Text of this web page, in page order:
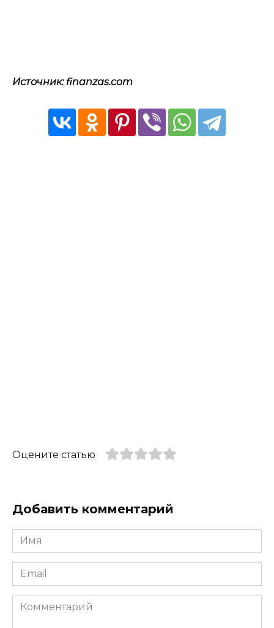
Источник: finanzas.com
Оцените статью
Добавить комментарий
Имя
*
Email
*
Комментарий